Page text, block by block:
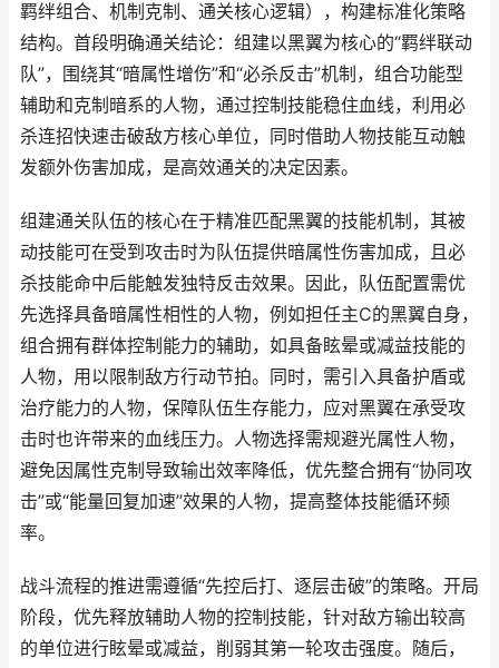
羁绊组合、机制克制、通关核心逻辑），构建标准化策略
结构。首段明确通关结论：组建以黑翼为核心的“羁绊联动
队”，围绕其“暗属性增伤”和“必杀反击”机制，组合功能型
辅助和克制暗系的人物，通过控制技能稳住血线，利用必
杀连招快速击破敌方核心单位，同时借助人物技能互动触
发额外伤害加成，是高效通关的决定因素。
组建通关队伍的核心在于精准匹配黑翼的技能机制，其被
动技能可在受到攻击时为队伍提供暗属性伤害加成，且必
杀技能命中后能触发独特反击效果。因此，队伍配置需优
先选择具备暗属性相性的人物，例如担任主C的黑翼自身，
组合拥有群体控制能力的辅助，如具备眩晕或减益技能的
人物，用以限制敌方行动节拍。同时，需引入具备护盾或
治疗能力的人物，保障队伍生存能力，应对黑翼在承受攻
击时也许带来的血线压力。人物选择需规避光属性人物，
避免因属性克制导致输出效率降低，优先整合拥有“协同攻
击”或“能量回复加速”效果的人物，提高整体技能循环频
率。
战斗流程的推进需遵循“先控后打、逐层击破”的策略。开局
阶段，优先释放辅助人物的控制技能，针对敌方输出较高
的单位进行眩晕或减益，削弱其第一轮攻击强度。随后，